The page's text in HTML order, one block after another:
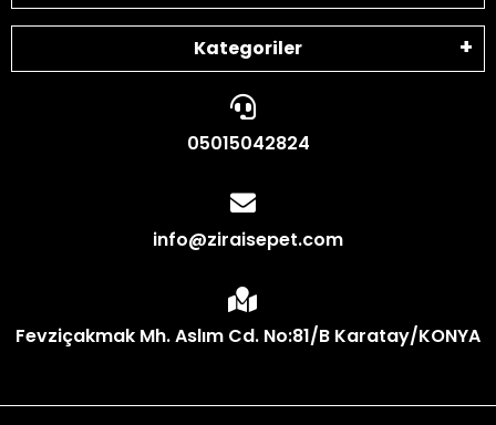
Kategoriler
05015042824
info@ziraisepet.com
Fevziçakmak Mh. Aslım Cd. No:81/B Karatay/KONYA